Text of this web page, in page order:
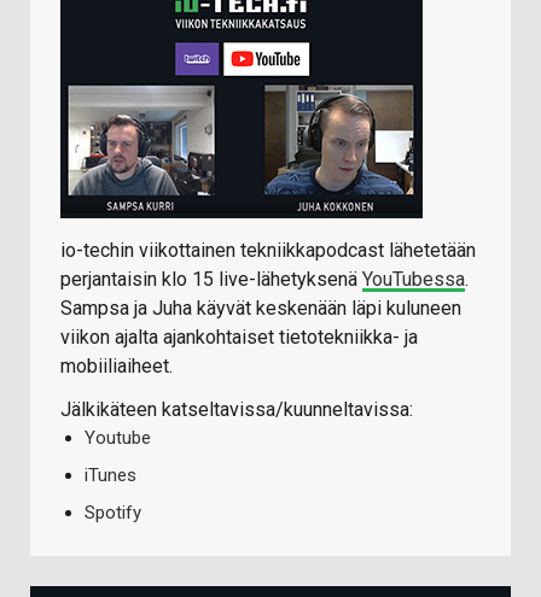
io-techin viikottainen tekniikkapodcast lähetetään
perjantaisin klo 15 live-lähetyksenä YouTubessa.
Sampsa ja Juha käyvät keskenään läpi kuluneen
viikon ajalta ajankohtaiset tietotekniikka- ja
mobiiliaiheet.
Jälkikäteen katseltavissa/kuunneltavissa:
Youtube
iTunes
Spotify